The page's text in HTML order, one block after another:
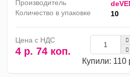
Производитель
Количество в упаковке
10
Цена с НДС
4 р. 74 коп.
Купили: 110